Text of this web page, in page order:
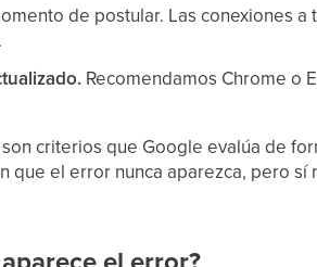
de postular. Las conexiones
Recomendamos Chrome o
criterios que Google evalúa de
que el error nunca aparezca, pero